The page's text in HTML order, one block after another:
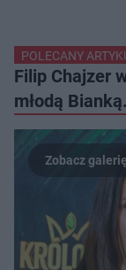
POLECANY
Filip Chajzer
młodą